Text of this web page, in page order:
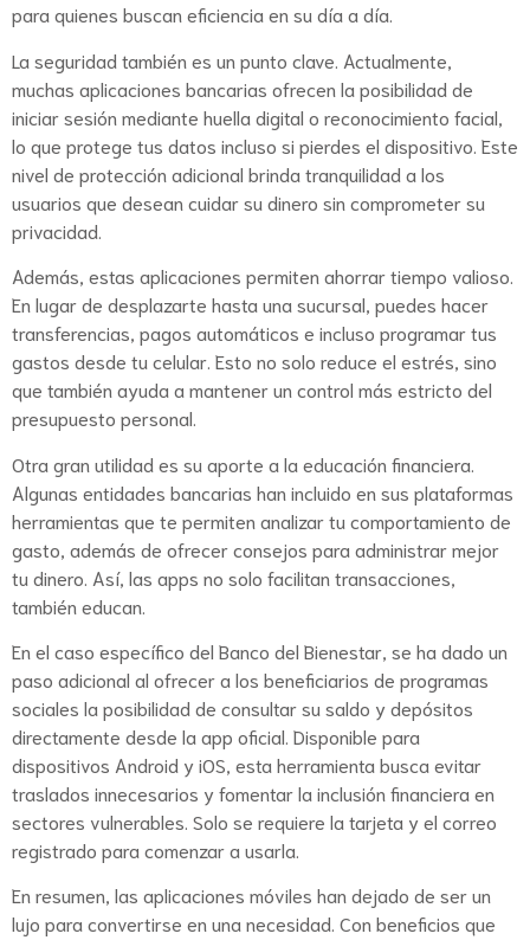
para quienes buscan eficiencia en su día a día.
La seguridad también es un punto clave. Actualmente,
muchas aplicaciones bancarias ofrecen la posibilidad de
iniciar sesión mediante huella digital o reconocimiento facial,
lo que protege tus datos incluso si pierdes el dispositivo. Este
nivel de protección adicional brinda tranquilidad a los
usuarios que desean cuidar su dinero sin comprometer su
privacidad.
Además, estas aplicaciones permiten ahorrar tiempo valioso.
En lugar de desplazarte hasta una sucursal, puedes hacer
transferencias, pagos automáticos e incluso programar tus
gastos desde tu celular. Esto no solo reduce el estrés, sino
que también ayuda a mantener un control más estricto del
presupuesto personal.
Otra gran utilidad es su aporte a la educación financiera.
Algunas entidades bancarias han incluido en sus plataformas
herramientas que te permiten analizar tu comportamiento de
gasto, además de ofrecer consejos para administrar mejor
tu dinero. Así, las apps no solo facilitan transacciones,
también educan.
En el caso específico del Banco del Bienestar, se ha dado un
paso adicional al ofrecer a los beneficiarios de programas
sociales la posibilidad de consultar su saldo y depósitos
directamente desde la app oficial. Disponible para
dispositivos Android y iOS, esta herramienta busca evitar
traslados innecesarios y fomentar la inclusión financiera en
sectores vulnerables. Solo se requiere la tarjeta y el correo
registrado para comenzar a usarla.
En resumen, las aplicaciones móviles han dejado de ser un
lujo para convertirse en una necesidad. Con beneficios que